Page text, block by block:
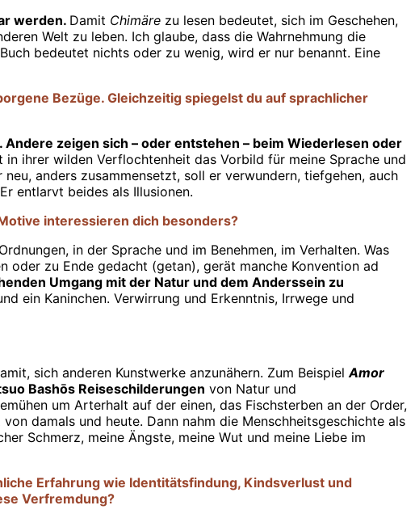
werden. Damit Chimäre zu lesen bedeutet, sich im Geschehen,
Welt zu leben. Ich glaube, dass die Wahrnehmung die
bedeutet nichts oder zu wenig, wird er nur benannt. Eine
Bezüge. Gleichzeitig spiegelst du auf sprachlicher
zeigen sich – oder entstehen – beim Wiederlesen oder
in ihrer wilden Verflochtenheit das Vorbild für meine Sprache und
anders zusammensetzt, soll er verwundern, tiefgehen, auch
entlarvt beides als Illusionen.
interessieren dich besonders?
in der Sprache und im Benehmen, im Verhalten. Was
zu Ende gedacht (getan), gerät manche Konvention ad
Umgang mit der Natur und dem Anderssein zu
ein Kaninchen. Verwirrung und Erkenntnis, Irrwege und
sich anderen Kunstwerke anzunähern. Zum Beispiel Amor
Bashōs Reiseschilderungen von Natur und
um Arterhalt auf der einen, das Fischsterben an der Order,
damals und heute. Dann nahm die Menschheitsgeschichte als
Schmerz, meine Ängste, meine Wut und meine Liebe im
Erfahrung wie Identitätsfindung, Kindsverlust und
Verfremdung?